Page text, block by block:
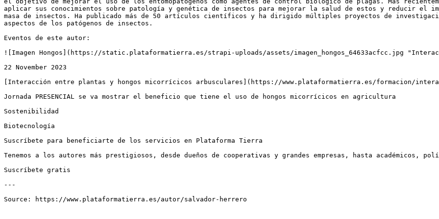
aplicar sus conocimientos sobre patología y genética de insectos para mejorar la salud de estos y reducir el
masa de insectos. Ha publicado más de 50 artículos científicos y ha dirigido múltiples proyectos de
aspectos de los patógenos de insectos.
Eventos de este autor:
![Imagen Hongos](https://static.plataformatierra.es/strapi-uploads/assets/imagen_hongos_64633acfcc.jpg
22 November 2023
[Interacción entre plantas y hongos micorrícicos arbusculares](https://www.plataformatierra.es/formacion/
Jornada PRESENCIAL se va mostrar el beneficio que tiene el uso de hongos micorrícicos en agricultura
Sostenibilidad
Biotecnología
Suscríbete para beneficiarte de los servicios en Plataforma Tierra
Tenemos a los autores más prestigiosos, desde dueños de cooperativas y grandes empresas, hasta académicos,
Suscríbete gratis
---